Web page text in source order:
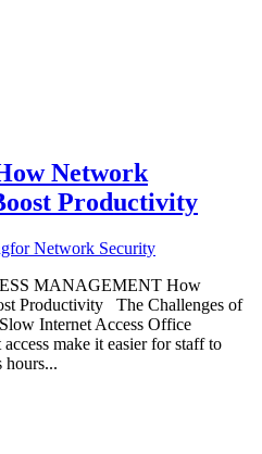
Network
Productivity
Network Security
MANAGEMENT How
Productivity The Challenges of
Internet Access Office
make it easier for staff to
hours...